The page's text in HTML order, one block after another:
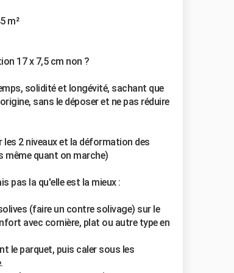
m²
17 x 7,5 cm non ?
solidité et longévité, sachant que
sans le déposer et ne pas réduire
2 niveaux et la déformation des
même quant on marche)
pas la qu'elle est la mieux :
(faire un contre solivage) sur le
avec cornière, plat ou autre type en
le parquet, puis caler sous les